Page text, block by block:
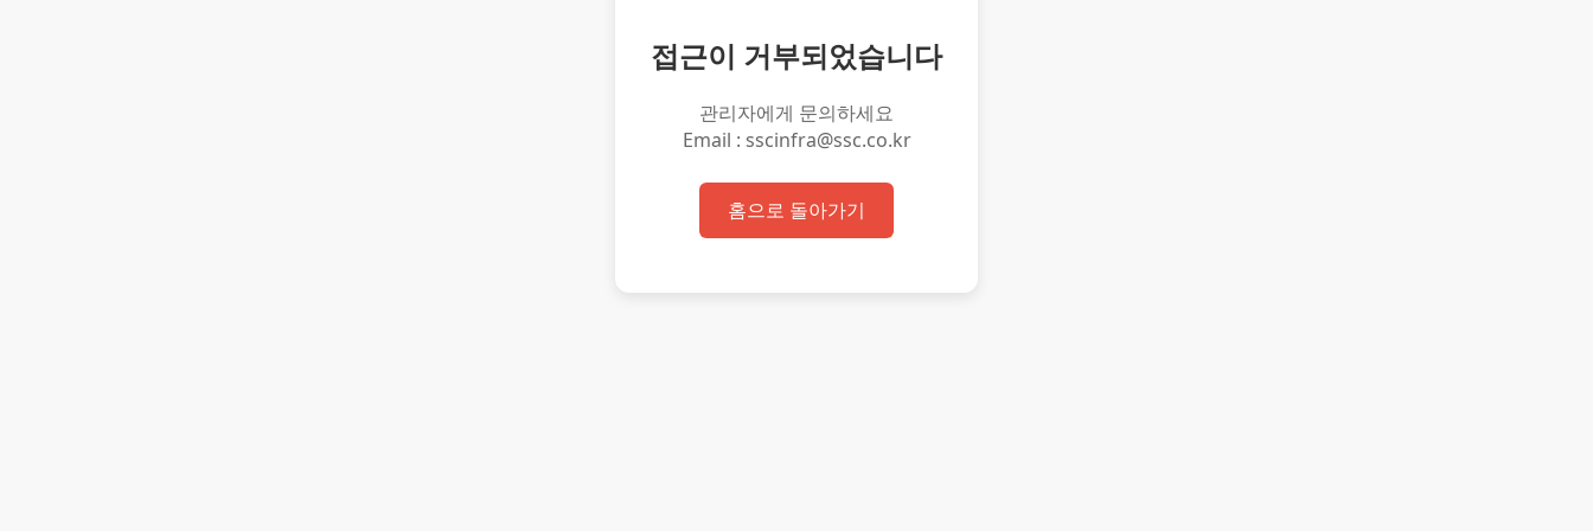
접근이 거부되었습니다
관리자에게 문의하세요
Email : sscinfra@ssc.co.kr
홈으로 돌아가기